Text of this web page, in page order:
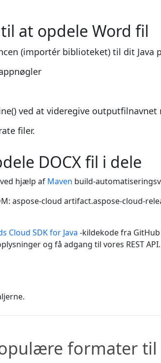
at opdele Word fil
(importér biblioteket) til dit Java
ved at videregive outputfilnavnet
filer.
DOCX fil i dele
ved hjælp af Maven build-
aspose-cloud artifact.aspose-cloud-
Cloud SDK for Java -kildekode fra
og få adgang til vores REST API.
formater